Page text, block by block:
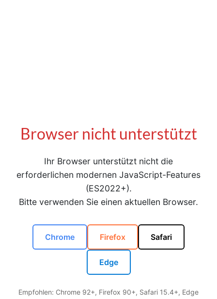
Browser nicht unterstützt
Ihr Browser unterstützt nicht die
erforderlichen modernen JavaScript-Features
(ES2022+).
Bitte verwenden Sie einen aktuellen Browser.
Chrome Firefox Safari
Edge
Empfohlen: Chrome 92+, Firefox 90+, Safari 15.4+, Edge